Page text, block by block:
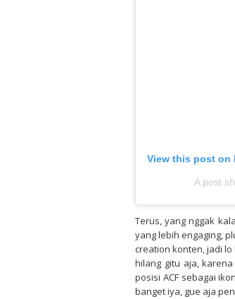
View this post on
A post
Terus, yang nggak
yang lebih engaging,
creation konten, jadi
hilang gitu aja,
posisi ACF sebagai
banget iya, gue aja